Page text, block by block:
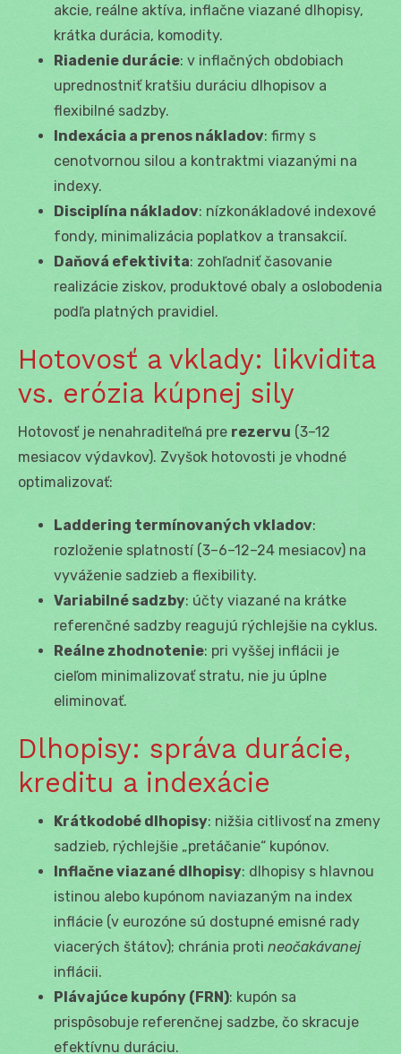
akcie, reálne aktíva, inflačne viazané dlhopisy,
krátka durácia, komodity.
Riadenie durácie: v inflačných obdobiach
uprednostniť kratšiu duráciu dlhopisov a
flexibilné sadzby.
Indexácia a prenos nákladov: firmy s
cenotvornou silou a kontraktmi viazanými na
indexy.
Disciplína nákladov: nízkonákladové indexové
fondy, minimalizácia poplatkov a transakcií.
Daňová efektivita: zohľadniť časovanie
realizácie ziskov, produktové obaly a oslobodenia
podľa platných pravidiel.
Hotovosť a vklady: likvidita
vs. erózia kúpnej sily
Hotovosť je nenahraditeľná pre rezervu (3–12
mesiacov výdavkov). Zvyšok hotovosti je vhodné
optimalizovať:
Laddering termínovaných vkladov:
rozloženie splatností (3–6–12–24 mesiacov) na
vyváženie sadzieb a flexibility.
Variabilné sadzby: účty viazané na krátke
referenčné sadzby reagujú rýchlejšie na cyklus.
Reálne zhodnotenie: pri vyššej inflácii je
cieľom minimalizovať stratu, nie ju úplne
eliminovať.
Dlhopisy: správa durácie,
kreditu a indexácie
Krátkodobé dlhopisy: nižšia citlivosť na zmeny
sadzieb, rýchlejšie „pretáčanie“ kupónov.
Inflačne viazané dlhopisy: dlhopisy s hlavnou
istinou alebo kupónom naviazaným na index
inflácie (v eurozóne sú dostupné emisné rady
viacerých štátov); chránia proti neočakávanej
inflácii.
Plávajúce kupóny (FRN): kupón sa
prispôsobuje referenčnej sadzbe, čo skracuje
efektívnu duráciu.